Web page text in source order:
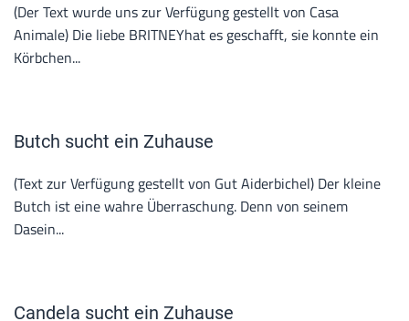
(Der Text wurde uns zur Verfügung gestellt von Casa
Animale) Die liebe BRITNEYhat es geschafft, sie konnte ein
Körbchen...
Butch sucht ein Zuhause
(Text zur Verfügung gestellt von Gut Aiderbichel) Der kleine
Butch ist eine wahre Überraschung. Denn von seinem
Dasein...
Candela sucht ein Zuhause